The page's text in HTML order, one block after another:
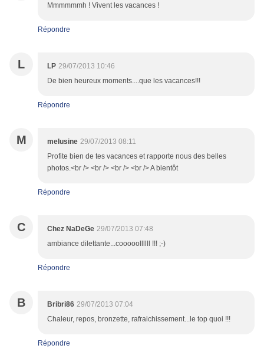
Mmmmmmh ! Vivent les vacances !
Répondre
L LP 29/07/2013 10:46
De bien heureux moments....que les vacances!!!
Répondre
M melusine 29/07/2013 08:11
Profite bien de tes vacances et rapporte nous des belles
photos.<br /> <br /> <br /> <br /> A bientôt
Répondre
C Chez NaDeGe 29/07/2013 07:48
ambiance dilettante...cooooollllll !!! ;-)
Répondre
B Bribri86 29/07/2013 07:04
Chaleur, repos, bronzette, rafraichissement...le top quoi !!!
Répondre